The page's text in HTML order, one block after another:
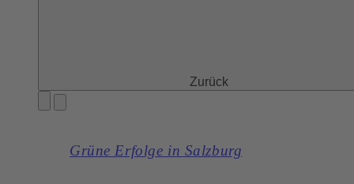
Zurück
Grüne Erfolge in Salzburg